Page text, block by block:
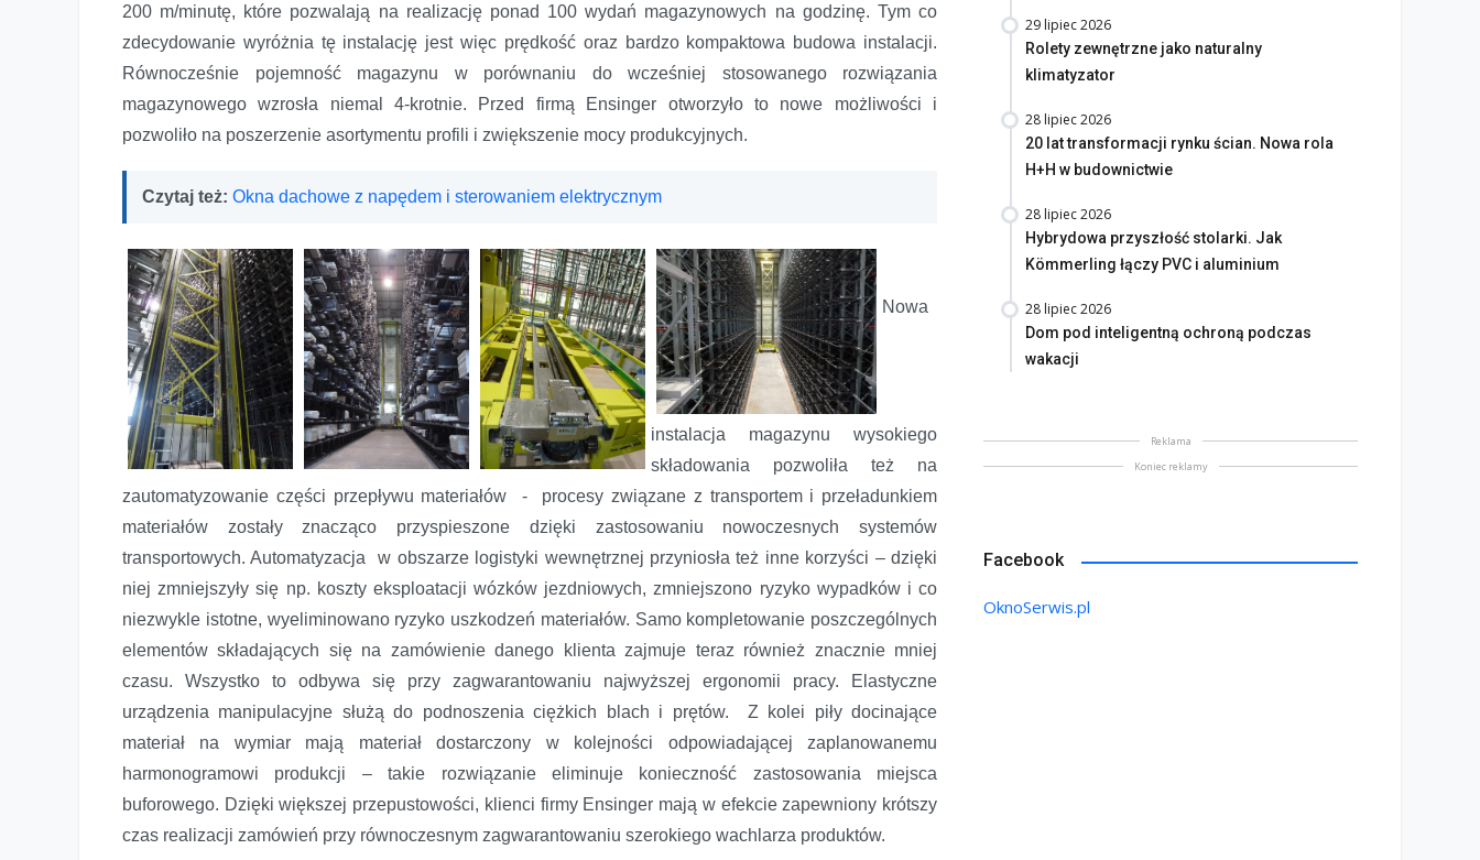
200 m/minutę, które pozwalają na realizację ponad 100 wydań magazynowych na godzinę. Tym co
zdecydowanie wyróżnia tę instalację jest więc prędkość oraz bardzo kompaktowa budowa instalacji.
Równocześnie pojemność magazynu w porównaniu do wcześniej stosowanego rozwiązania
magazynowego wzrosła niemal 4-krotnie. Przed firmą Ensinger otworzyło to nowe możliwości i
pozwoliło na poszerzenie asortymentu profili i zwiększenie mocy produkcyjnych.
Czytaj też: Okna dachowe z napędem i sterowaniem elektrycznym
Nowa
instalacja magazynu wysokiego
składowania pozwoliła też na
zautomatyzowanie części przepływu materiałów - procesy związane z transportem i przeładunkiem
materiałów zostały znacząco przyspieszone dzięki zastosowaniu nowoczesnych systemów
transportowych. Automatyzacja w obszarze logistyki wewnętrznej przyniosła też inne korzyści – dzięki
niej zmniejszyły się np. koszty eksploatacji wózków jezdniowych, zmniejszono ryzyko wypadków i co
niezwykle istotne, wyeliminowano ryzyko uszkodzeń materiałów. Samo kompletowanie poszczególnych
elementów składających się na zamówienie danego klienta zajmuje teraz również znacznie mniej
czasu. Wszystko to odbywa się przy zagwarantowaniu najwyższej ergonomii pracy. Elastyczne
urządzenia manipulacyjne służą do podnoszenia ciężkich blach i prętów. Z kolei piły docinające
materiał na wymiar mają materiał dostarczony w kolejności odpowiadającej zaplanowanemu
harmonogramowi produkcji – takie rozwiązanie eliminuje konieczność zastosowania miejsca
buforowego. Dzięki większej przepustowości, klienci firmy Ensinger mają w efekcie zapewniony krótszy
czas realizacji zamówień przy równoczesnym zagwarantowaniu szerokiego wachlarza produktów.
29 lipiec 2026
Rolety zewnętrzne jako naturalny
klimatyzator
28 lipiec 2026
20 lat transformacji rynku ścian. Nowa rola
H+H w budownictwie
28 lipiec 2026
Hybrydowa przyszłość stolarki. Jak
Kömmerling łączy PVC i aluminium
28 lipiec 2026
Dom pod inteligentną ochroną podczas
wakacji
Reklama
Koniec reklamy
Facebook
OknoSerwis.pl